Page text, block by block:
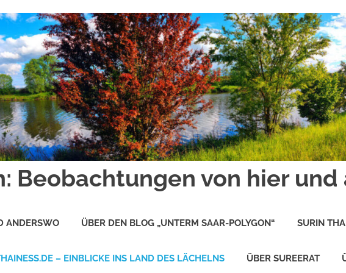
Beobachtungen von hier
ANDERSWO ÜBER DEN BLOG „UNTERM SAAR-POLYGON“ SURIN
– EINBLICKE INS LAND DES LÄCHELNS ÜBER SUREERAT